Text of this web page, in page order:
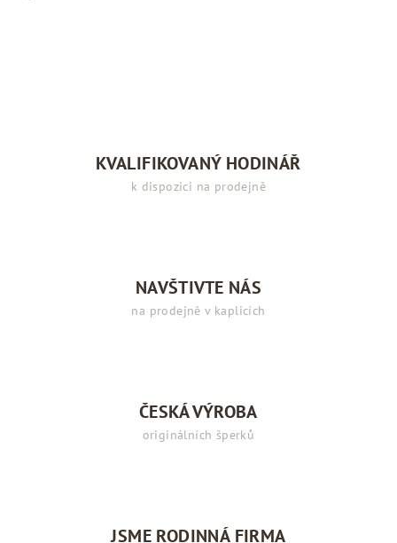
KVALIFIKOVANÝ HODINÁŘ
k dispozici na prodejně
NAVŠTIVTE NÁS
na prodejně v kaplicích
ČESKÁ VÝROBA
originálních šperků
JSME RODINNÁ FIRMA